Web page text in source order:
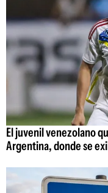
El juvenil venezolano
Argentina, donde se